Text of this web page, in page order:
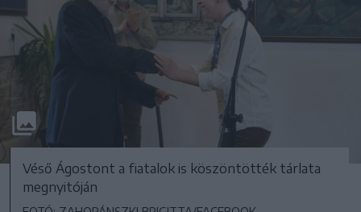
Véső Ágostont a fiatalok is köszöntötték tárlata
megnyitóján